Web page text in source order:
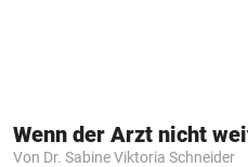
Von Dr. Sabine Viktoria Schneider